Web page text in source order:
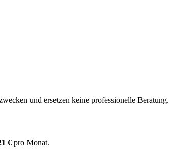
und ersetzen keine professionelle Beratung.
€ pro Monat.